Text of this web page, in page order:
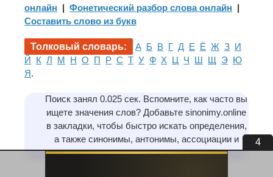
онлайн | Фонетический разбор слова онлайн |
Составить слово из букв
Толковый словарь: А Б В Г Д Е Ё Ж З И
Й К Л М Н О П Р С Т У Ф Х Ц Ч Ш Щ Э Ю
Я.
Поиск занял 0.025 сек. Вспомните, как часто вы
ищете значения слов? Добавьте sinonimy.online
в закладки, чтобы быстро искать определения,
а также синонимы, антонимы, ассоциации и
предложения.
4